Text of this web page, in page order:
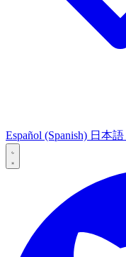
Español (Spanish) 日本語